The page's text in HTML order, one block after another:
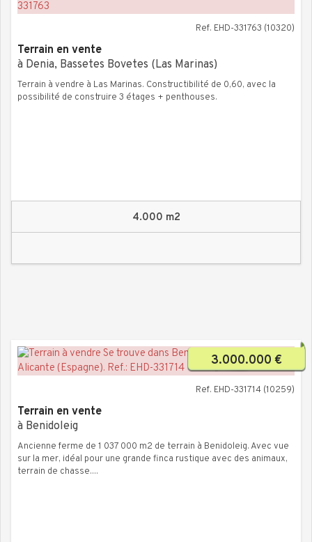
Ref. EHD-331763 (10320)
Terrain en vente
à Denia, Bassetes Bovetes (Las Marinas)
Terrain à vendre à Las Marinas. Constructibilité de 0,60, avec la
possibilité de construire 3 étages + penthouses.
4.000 m2
3.000.000 €
Ref. EHD-331714 (10259)
Terrain en vente
à Benidoleig
Ancienne ferme de 1 037 000 m2 de terrain à Benidoleig. Avec vue
sur la mer, idéal pour une grande finca rustique avec des animaux,
terrain de chasse....